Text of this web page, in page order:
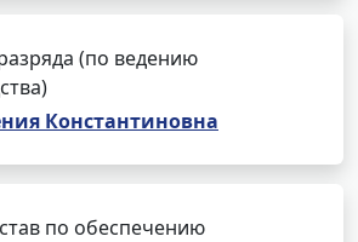
(по ведению
Константиновна
по обеспечению